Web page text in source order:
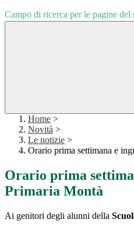
Campo di ricerca per le pagine del
Home >
Novità >
Le notizie >
Orario prima settimana e
Orario prima
Primaria Montà
Ai genitori degli alunni della